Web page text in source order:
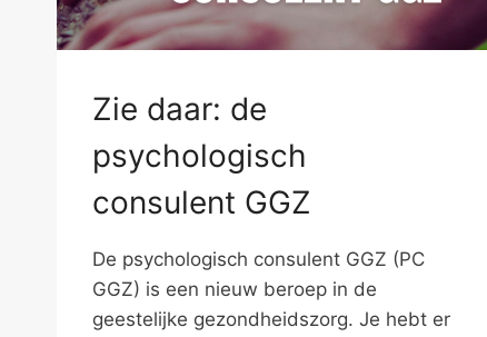
Zie daar: de
psychologisch
consulent GGZ
De psychologisch consulent GGZ (PC
GGZ) is een nieuw beroep in de
geestelijke gezondheidszorg. Je hebt er